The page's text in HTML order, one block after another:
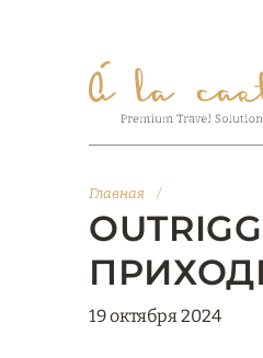
Главная /
19 октября 2024